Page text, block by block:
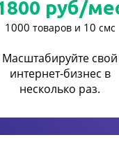
руб/
1000 товаров и 10 смс
Масштабируйте свой
интернет-бизнес в
несколько раз.